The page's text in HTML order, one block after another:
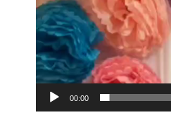
00:00